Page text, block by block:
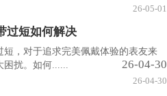
26-05-01
过短如何解决
短，对于追求完美佩戴体验的表友来
困扰。如何......
26-04-30
26-04-30